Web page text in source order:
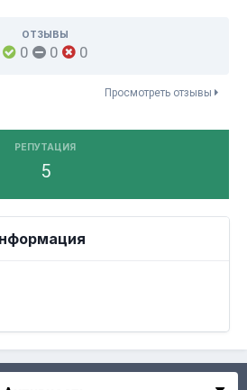
ОТЗЫВЫ
0 0 0
Просмотреть отзывы
РЕПУТАЦИЯ
5